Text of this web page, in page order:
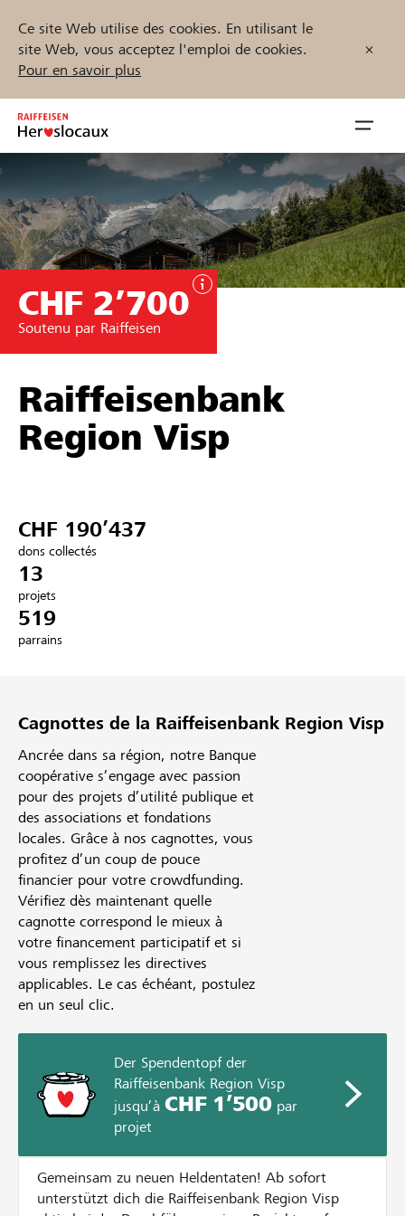
Ce site Web utilise des cookies. En utilisant le
site Web, vous acceptez l'emploi de cookies.
Pour en savoir plus
Inhalt
springen
öffnen
Parrainer
Soutien & assistance
Partenaires / Banques Raiffeisen
Se connecter
S'inscrire
Trouvez des projets et des organisations
Démarrez maintenant
CHF 2’700
Soutenu par Raiffeisen
Raiffeisenbank
Region Visp
CHF 190’437
dons collectés
13
projets
519
parrains
Cagnottes de la Raiffeisenbank Region Visp
Ancrée dans sa région, notre Banque
coopérative s’engage avec passion
pour des projets d’utilité publique et
des associations et fondations
locales. Grâce à nos cagnottes, vous
profitez d’un coup de pouce
financier pour votre crowdfunding.
Vérifiez dès maintenant quelle
cagnotte correspond le mieux à
votre financement participatif et si
vous remplissez les directives
applicables. Le cas échéant, postulez
en un seul clic.
Der Spendentopf der
Raiffeisenbank Region Visp
jusqu’à CHF 1’500par
projet
Gemeinsam zu neuen Heldentaten! Ab sofort
unterstützt dich die Raiffeisenbank Region Visp